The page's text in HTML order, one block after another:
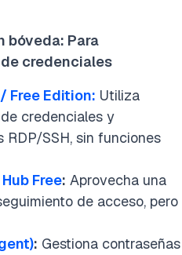
bóveda: Para
credenciales
Free Edition: Utiliza
credenciales y
RDP/SSH, sin funciones
Free: Aprovecha una
de acceso, pero
: Gestiona contraseñas